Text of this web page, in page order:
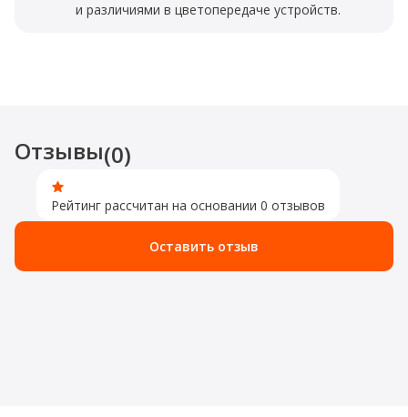
и различиями в цветопередаче устройств.
Отзывы(0)
Рейтинг рассчитан на основании 0 отзывов
Оставить отзыв